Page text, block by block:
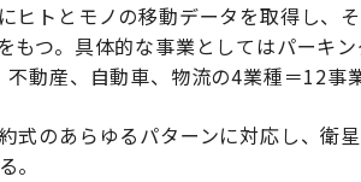
ヒトとモノの移動データを取得し、
もつ。具体的な事業としてはパーキ
動産、自動車、物流の4業種＝12事
式のあらゆるパターンに対応し、衛
。